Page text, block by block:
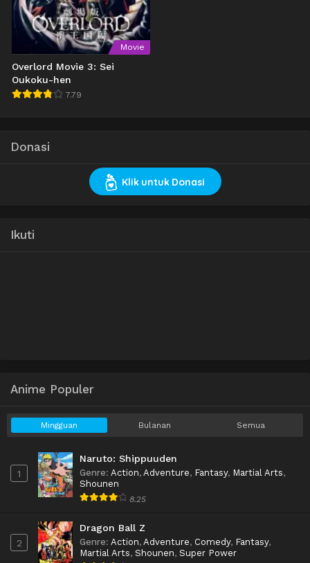
Movie
Overlord Movie 3: Sei
Oukoku-hen
7.79
Donasi
Klik untuk Donasi
Ikuti
Anime Populer
Mingguan Bulanan Semua
1
Naruto: Shippuuden
Genre: Action, Adventure, Fantasy, Martial Arts,
Shounen
8.25
2
Dragon Ball Z
Genre: Action, Adventure, Comedy, Fantasy,
Martial Arts, Shounen, Super Power